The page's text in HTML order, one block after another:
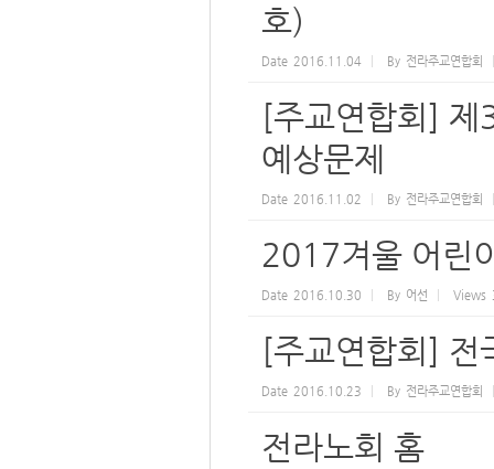
호)
Date 2016.11.04 By 전라주교연합회
[주교연합회] 제
예상문제
Date 2016.11.02 By 전라주교연합회
2017겨울 어린
Date 2016.10.30 By 어선 Views
[주교연합회] 전
Date 2016.10.23 By 전라주교연합회
전라노회 홈